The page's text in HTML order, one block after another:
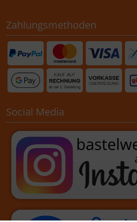
Zahlungsmethoden
Social Media